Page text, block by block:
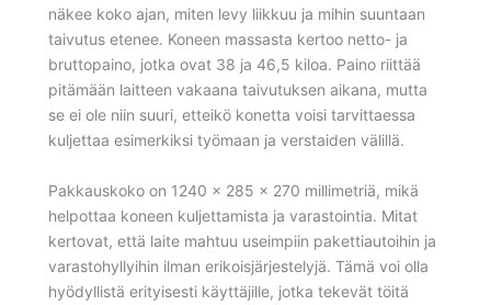
näkee koko ajan, miten levy liikkuu ja mihin suuntaan
taivutus etenee. Koneen massasta kertoo netto- ja
bruttopaino, jotka ovat 38 ja 46,5 kiloa. Paino riittää
pitämään laitteen vakaana taivutuksen aikana, mutta
se ei ole niin suuri, etteikö konetta voisi tarvittaessa
kuljettaa esimerkiksi työmaan ja verstaiden välillä.
Pakkauskoko on 1240 x 285 x 270 millimetriä, mikä
helpottaa koneen kuljettamista ja varastointia. Mitat
kertovat, että laite mahtuu useimpiin pakettiautoihin ja
varastohyllyihin ilman erikoisjärjestelyjä. Tämä voi olla
hyödyllistä erityisesti käyttäjille, jotka tekevät töitä